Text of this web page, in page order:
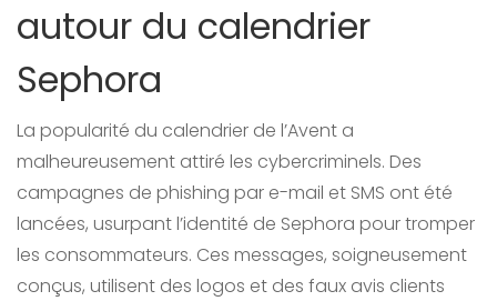
autour du calendrier
Sephora
La popularité du calendrier de l’Avent a
malheureusement attiré les cybercriminels. Des
campagnes de phishing par e-mail et SMS ont été
lancées, usurpant l’identité de Sephora pour tromper
les consommateurs. Ces messages, soigneusement
conçus, utilisent des logos et des faux avis clients